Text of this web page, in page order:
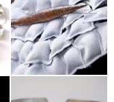
Helga Benz